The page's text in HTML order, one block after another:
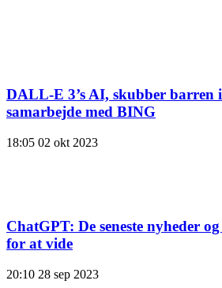
DALL-E 3’s AI, skubber barren
samarbejde med BING
18:05 02 okt 2023
ChatGPT: De seneste nyheder
for at vide
20:10 28 sep 2023